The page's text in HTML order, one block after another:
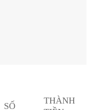
SỐ
THÀNH